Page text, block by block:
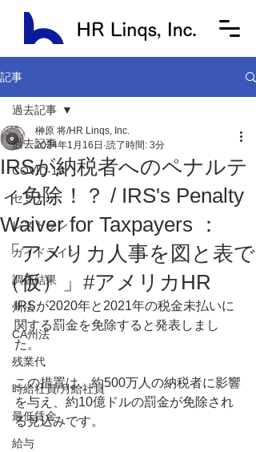
記事
過去記事
COVID-19
セミナー
レストラン
ガイドライン
調査結果
州法
CA州法
残業代
時給社員/月給社員
最低賃金
給与
過去記事
IRSが納税者へのペナルテ
ィ免除！？ / IRS's Penalty
Waiver for Taxpayers ：
「アメリカ人事を図と表で
（仮）」#アメリカHR
榊原 将/HR Linqs, Inc.
2024年1月16日 読了時間: 3分
IRSが2020年と2021年の税金未払いに
関する罰金を免除すると発表しまし
た。
この措置は、約500万人の納税者に影響
を与え、約10億ドルの罰金が免除され
る見込みです。